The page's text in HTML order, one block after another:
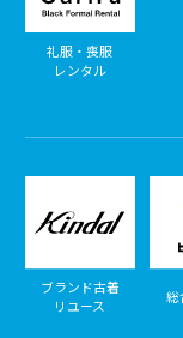
礼服・喪服
レンタル
ブランド古着
リユース
総